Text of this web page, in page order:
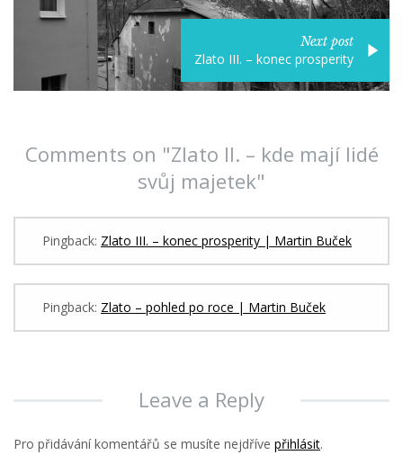
Next post
Zlato III. – konec prosperity
Comments on "Zlato II. – kde mají lidé
svůj majetek"
Pingback: Zlato III. – konec prosperity | Martin Buček
Pingback: Zlato – pohled po roce | Martin Buček
Leave a Reply
Pro přidávání komentářů se musíte nejdříve přihlásit.